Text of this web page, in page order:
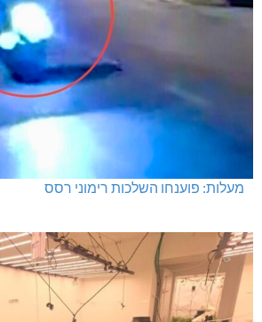
מעלות: פוענחו השלכות רימוני רסס